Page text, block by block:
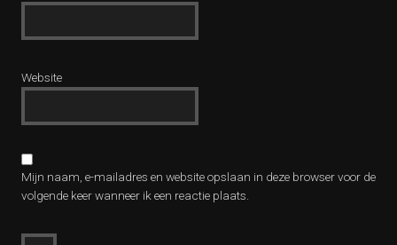
Website
Mijn naam, e-mailadres en website opslaan in deze browser voor de
volgende keer wanneer ik een reactie plaats.